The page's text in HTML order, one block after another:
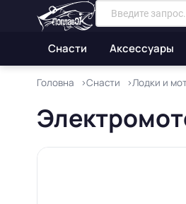
Снасти Аксессуары
Головна Снасти Лодки и